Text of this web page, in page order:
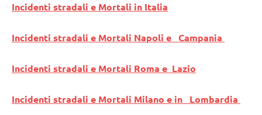
Incidenti stradali e Mortali in Italia
Incidenti stradali e Mortali Napoli e Campania
Incidenti stradali e Mortali Roma e Lazio
Incidenti stradali e Mortali Milano e in Lombardia